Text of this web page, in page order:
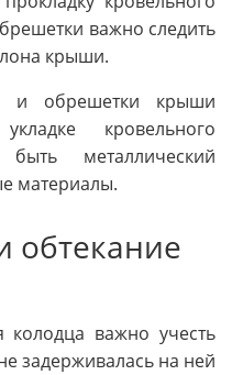
важно следить
крыши.
и обрешетки крыши
кровельного
металлический
материалы.
обтекание
важно учесть
задерживалась на ней